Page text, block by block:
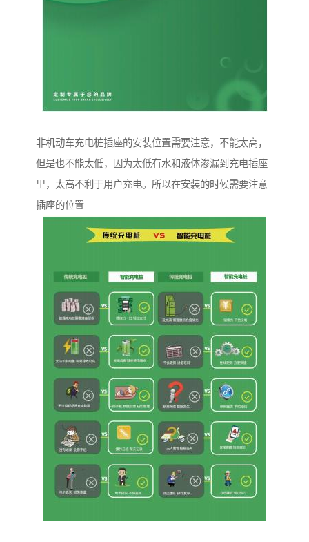
非机动车充电桩插座的安装位置需要注意，不能太高，
但是也不能太低，因为太低有水和液体渗漏到充电插座
里，太高不利于用户充电。所以在安装的时候需要注意
插座的位置